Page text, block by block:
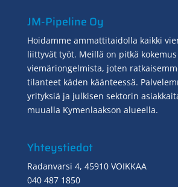
JM-Pipeline Oy
Hoidamme ammattitaidolla kaikki
liittyvät työt. Meillä on pitkä
viemäriongelmista, joten
tilanteet käden käänteessä.
yrityksiä ja julkisen sektorin
muualla Kymenlaakson alueella.
Yhteystiedot
Radanvarsi 4, 45910 VOIKKAA
040 487 1850